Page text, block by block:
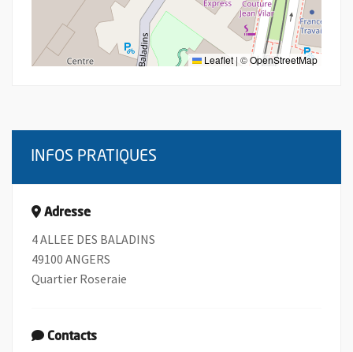
Leaflet | ©OpenStreetMap
INFOS PRATIQUES
Adresse
4 ALLEE DES BALADINS
49100 ANGERS
Quartier Roseraie
Contacts